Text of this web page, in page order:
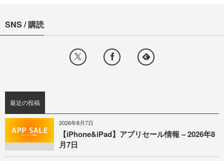
SNS / 購読
最近の投稿
2026年8月7日
【iPhone&iPad】アプリセール情報 – 2026年8
月7日